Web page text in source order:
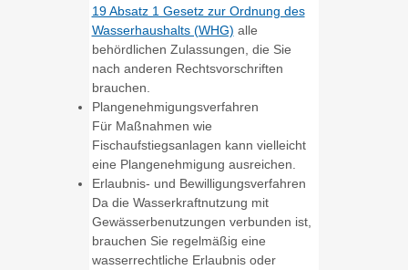
19 Absatz 1 Gesetz zur Ordnung des
Wasserhaushalts (WHG) alle
behördlichen Zulassungen, die Sie
nach anderen Rechtsvorschriften
brauchen.
Plangenehmigungsverfahren
Für Maßnahmen wie
Fischaufstiegsanlagen kann vielleicht
eine Plangenehmigung ausreichen.
Erlaubnis- und Bewilligungsverfahren
Da die Wasserkraftnutzung mit
Gewässerbenutzungen verbunden ist,
brauchen Sie regelmäßig eine
wasserrechtliche Erlaubnis oder